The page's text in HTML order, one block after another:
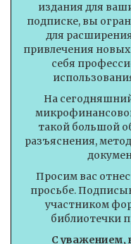
издания для
подписке, вы
для
привлечения
себя
На
такой большой
разъяснения,
Просим вас
просьбе.
участником
библиотечки
С уважением,